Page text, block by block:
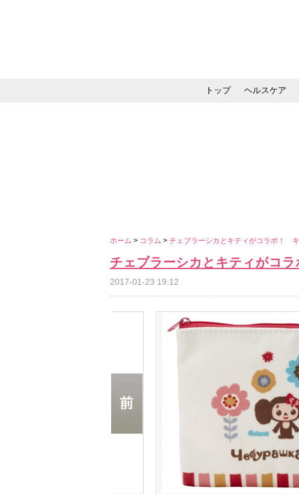
トップ ヘルスケア
ホーム > コラム > チェブラーシカとキティがコラボ！
チェブラーシカとキティがコ
2017-01-23 19:12